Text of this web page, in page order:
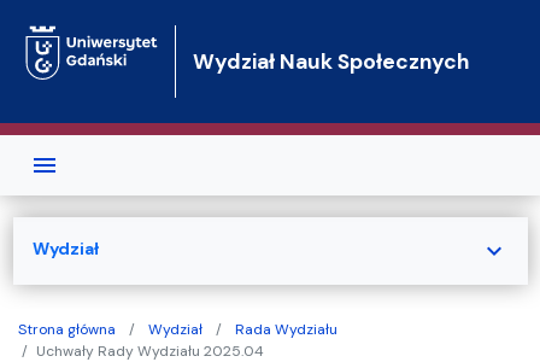
Wydział Nauk Społecznych
Strona główna Wydział
Rada Wydziału
Uchwały Rady Wydziału 2025.04
Wydział expand_more